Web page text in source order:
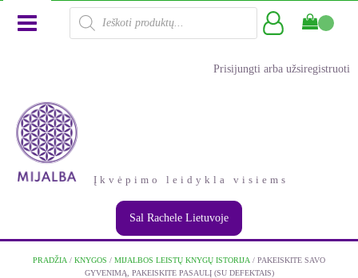
Products
search
Prisijungti arba užsiregistruoti
Įkvėpimo leidykla visiems
Sal Rachele Lietuvoje
PRADŽIA / KNYGOS / MIJALBOS LEISTŲ KNYGŲ ISTORIJA / PAKEISKITE SAVO
GYVENIMĄ, PAKEISKITE PASAULĮ (SU DEFEKTAIS)